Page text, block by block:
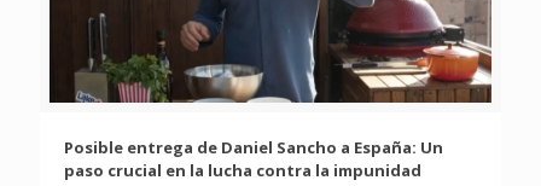
Posible entrega de Daniel Sancho a España: Un
paso crucial en la lucha contra la impunidad